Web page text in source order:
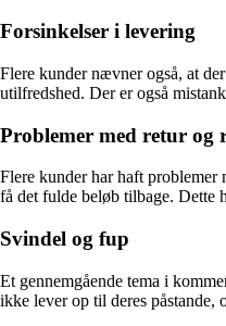
Forsinkelser i levering
Flere kunder nævner også, at
utilfredshed. Der er også
Problemer med retur og
Flere kunder har haft problemer
få det fulde beløb tilbage. Dette
Svindel og fup
Et gennemgående tema i
ikke lever op til deres